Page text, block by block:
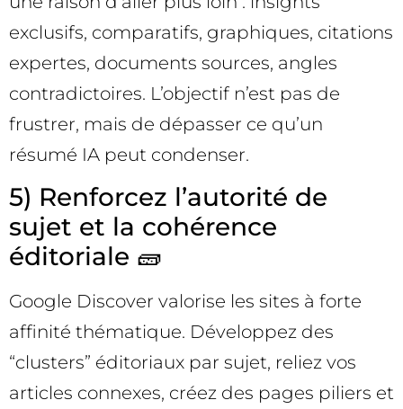
exclusifs, comparatifs, graphiques, citations
expertes, documents sources, angles
contradictoires. L’objectif n’est pas de
frustrer, mais de dépasser ce qu’un
résumé IA peut condenser.
5) Renforcez l’autorité de
sujet et la cohérence
éditoriale 🧱
Google Discover valorise les sites à forte
affinité thématique. Développez des
“clusters” éditoriaux par sujet, reliez vos
articles connexes, créez des pages piliers et